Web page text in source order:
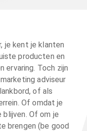
je kent je klanten
producten en
ervaring. Toch zijn
adviseur
of als
Of omdat je
Of om je
brengen (be good